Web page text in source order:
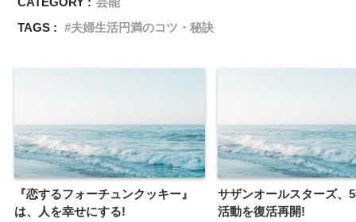
TAGS :
夫婦生活円満のコツ・秘訣
『恋するフォーチュンクッキー』
は、人を幸せにする!
サザンオールスターズ、
活動を復活再開!